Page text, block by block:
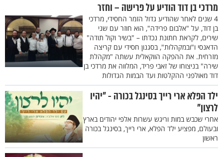
מרדכי בן דוד הודיע על פרישה – וחזר
4 שנים לאחר שהודיע גדול הזמר החסידי, מרדכי
בן דוד, על "אלבום פרידה", הוא חוזר עם שני
שירים, לקראת חתונת נכדתו – "בשיר וקול תודה"
הדאנסי ו"ובמקהלות", בסגנון חסידי עם קריצה
מזרחית. את ההפקה הווקאלית עשתה "מקהלת
שירה" בניצוחו של זאבי פריד, המלווה את מרדכי בן
דוד מאולפני ההקלטות ועד הבמות הגדולות
ילד הפלא ארי רייך בסינגל בכורה - "יהיו
לרצון"
אחרי שכבש במות וריגש עשרות אלפי יהודים בארץ
ובעולם, מפציע ילד הפלא, ארי רייך, בסינגל בכורה
ראשון